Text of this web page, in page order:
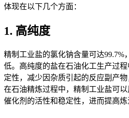
体现在以下几个方面：
1. 高纯度
精制工业盐的氯化钠含量可达99.7%
低。高纯度的盐在石油化工生产过
定性，减少因杂质引起的反应副产物
在石油精炼过程中，精制工业盐可
催化剂的活性和稳定性，进而提高炼